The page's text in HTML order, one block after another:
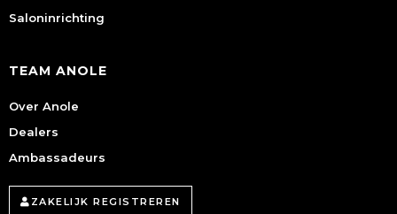
Saloninrichting
TEAM ANOLE
Over Anole
Dealers
Ambassadeurs
ZAKELIJK REGISTREREN